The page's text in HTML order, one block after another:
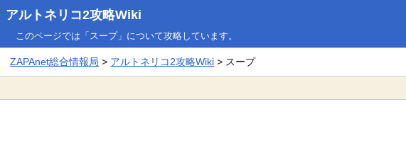
アルトネリコ2攻略Wiki
このページでは「スープ」について攻略しています。
ZAPAnet総合情報局 > アルトネリコ2攻略Wiki > スープ